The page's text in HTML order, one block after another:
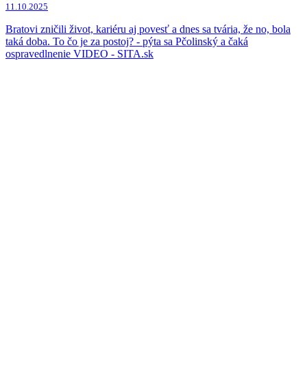
11.10.2025
Bratovi zničili život, kariéru aj povesť a dnes sa tvária, že no, bola
taká doba. To čo je za postoj? - pýta sa Pčolinský a čaká
ospravedlnenie VIDEO - SITA.sk